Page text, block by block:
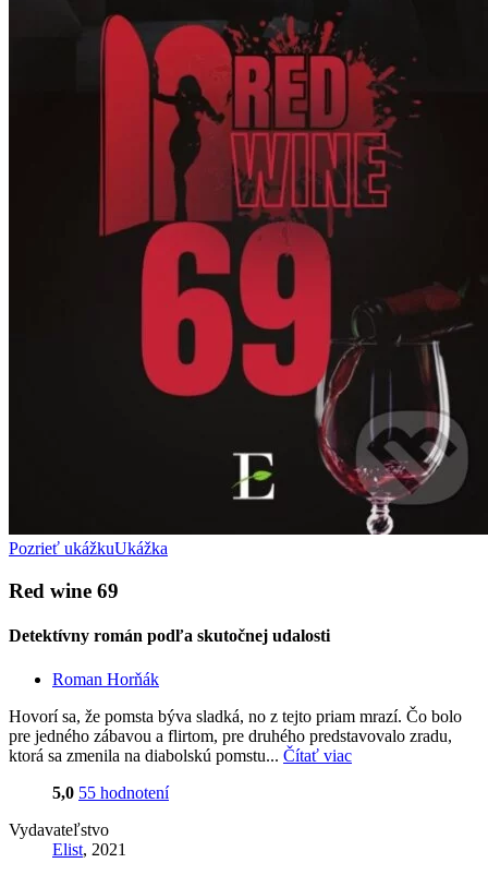
Pozrieť ukážkuUkážka
Red wine 69
Detektívny román podľa skutočnej udalosti
Roman Horňák
Hovorí sa, že pomsta býva sladká, no z tejto priam mrazí. Čo bolo
pre jedného zábavou a flirtom, pre druhého predstavovalo zradu,
ktorá sa zmenila na diabolskú pomstu... Čítať viac
5,0 55 hodnotení
Vydavateľstvo
Elist, 2021